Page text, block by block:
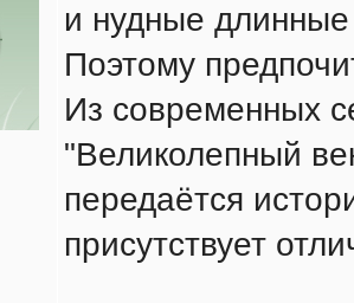
и нудные
Поэтому
Из современных
"Великолепный
передаётся
присутствует